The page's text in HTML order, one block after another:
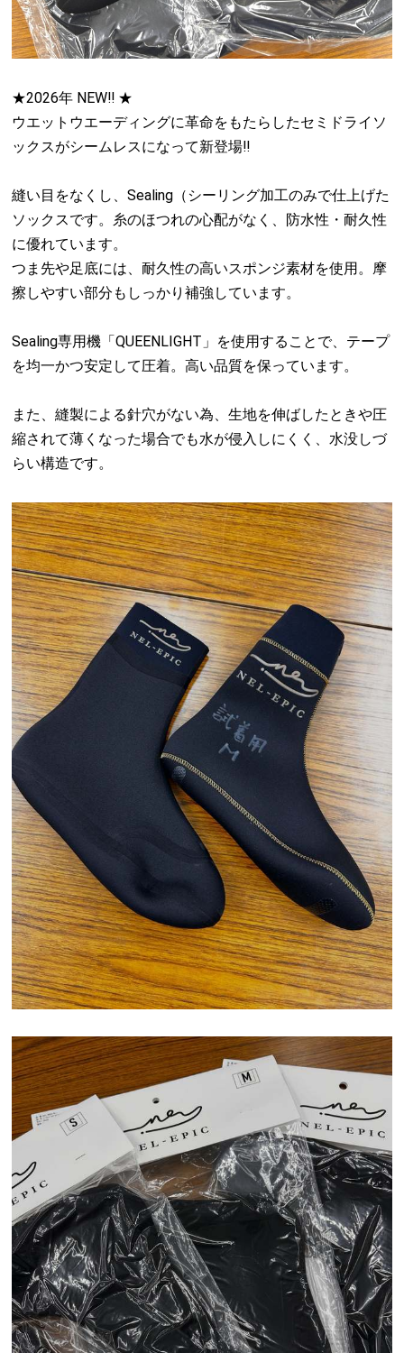
★2026年 NEW‼︎ ★
ウエットウエーディングに革命をもたらしたセミドライソ
ックスがシームレスになって新登場‼︎
縫い目をなくし、Sealing（シーリング加工のみで仕上げた
ソックスです。糸のほつれの心配がなく、防水性・耐久性
に優れています。
つま先や足底には、耐久性の高いスポンジ素材を使用。摩
擦しやすい部分もしっかり補強しています。
Sealing専用機「QUEENLIGHT」を使用することで、テープ
を均一かつ安定して圧着。高い品質を保っています。
また、縫製による針穴がない為、生地を伸ばしたときや圧
縮されて薄くなった場合でも水が侵入しにくく、水没しづ
らい構造です。